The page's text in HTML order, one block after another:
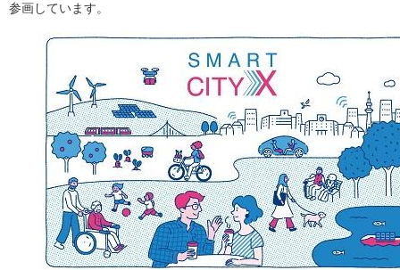
参画しています。